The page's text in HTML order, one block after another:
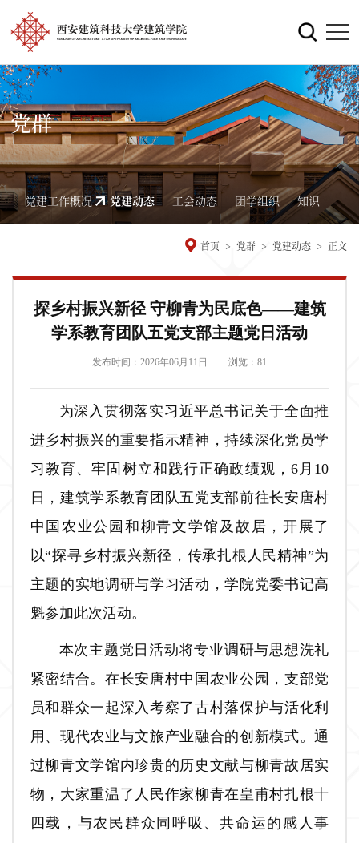
党群
党建工作概况 党建动态 工会动态 团学组织 知识
首页 > 党群 > 党建动态 > 正文
探乡村振兴新径 守柳青为民底色——建筑
学系教育团队五党支部主题党日活动
发布时间：2026年06月11日 浏览： 81
为深入贯彻落实习近平总书记关于全面推
进乡村振兴的重要指示精神，持续深化党员学
习教育、牢固树立和践行正确政绩观，6月10
日，建筑学系教育团队五党支部前往长安唐村
中国农业公园和柳青文学馆及故居，开展了
以“探寻乡村振兴新径，传承扎根人民精神”为
主题的实地调研与学习活动，学院党委书记高
魁参加此次活动。
本次主题党日活动将专业调研与思想洗礼
紧密结合。在长安唐村中国农业公园，支部党
员和群众一起深入考察了古村落保护与活化利
用、现代农业与文旅产业融合的创新模式。通
过柳青文学馆内珍贵的历史文献与柳青故居实
物，大家重温了人民作家柳青在皇甫村扎根十
四载，与农民群众同呼吸、共命运的感人事